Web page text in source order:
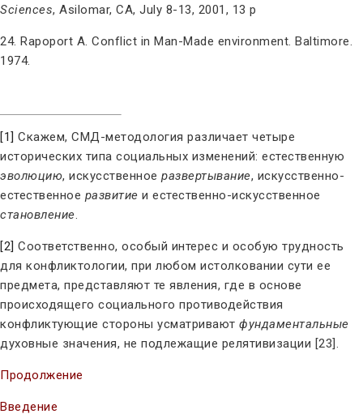
Sciences, Asilomar, CA, July 8-13, 2001, 13 p
24. Rapoport A. Conflict in Man-Made environment. Baltimore.
1974.
[1] Скажем, СМД-методология различает четыре
исторических типа социальных изменений: естественную
эволюцию, искусственное развертывание, искусственно-
естественное развитие и естественно-искусственное
становление.
[2] Соответственно, особый интерес и особую трудность
для конфликтологии, при любом истолковании сути ее
предмета, представляют те явления, где в основе
происходящего социального противодействия
конфликтующие стороны усматривают фундаментальные
духовные значения, не подлежащие релятивизации [23].
Продолжение
Введение